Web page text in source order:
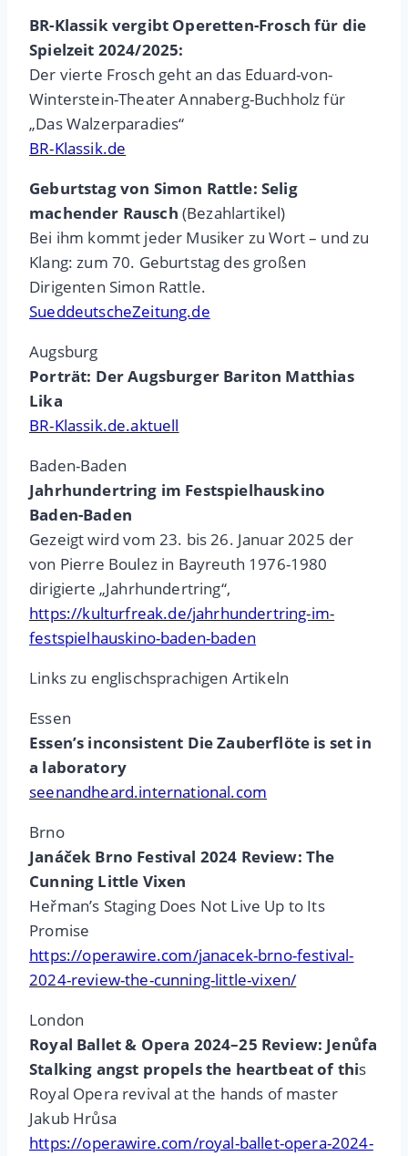
BR-Klassik vergibt Operetten-Frosch für die
Spielzeit 2024/2025:
Der vierte Frosch geht an das Eduard-von-
Winterstein-Theater Annaberg-Buchholz für
„Das Walzerparadies“
BR-Klassik.de
Geburtstag von Simon Rattle: Selig
machender Rausch (Bezahlartikel)
Bei ihm kommt jeder Musiker zu Wort – und zu
Klang: zum 70. Geburtstag des großen
Dirigenten Simon Rattle.
SueddeutscheZeitung.de
Augsburg
Porträt: Der Augsburger Bariton Matthias
Lika
BR-Klassik.de.aktuell
Baden-Baden
Jahrhundertring im Festspielhauskino
Baden-Baden
Gezeigt wird vom 23. bis 26. Januar 2025 der
von Pierre Boulez in Bayreuth 1976-1980
dirigierte „Jahrhundertring“,
https://kulturfreak.de/jahrhundertring-im-
festspielhauskino-baden-baden
Links zu englischsprachigen Artikeln
Essen
Essen’s inconsistent Die Zauberflöte is set in
a laboratory
seenandheard.international.com
Brno
Janáček Brno Festival 2024 Review: The
Cunning Little Vixen
Heřman’s Staging Does Not Live Up to Its
Promise
https://operawire.com/janacek-brno-festival-
2024-review-the-cunning-little-vixen/
London
Royal Ballet & Opera 2024–25 Review: Jenůfa
Stalking angst propels the heartbeat of this
Royal Opera revival at the hands of master
Jakub Hrůsa
https://operawire.com/royal-ballet-opera-2024-